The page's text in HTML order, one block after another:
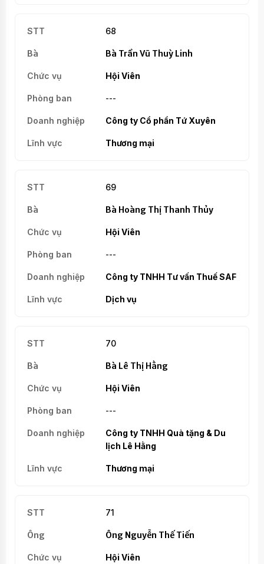
68
Bà Trần Vũ Thuỳ Linh
Hội Viên
---
Công ty Cổ phần Tứ Xuyên
Thương mại
69
Bà Hoàng Thị Thanh Thủy
Hội Viên
---
Công ty TNHH Tư vấn Thuế SAF
Dịch vụ
70
Bà Lê Thị Hằng
Hội Viên
---
Công ty TNHH Quà tặng & Du
lịch Lê Hằng
Thương mại
71
Ông Nguyễn Thế Tiến
Hội Viên